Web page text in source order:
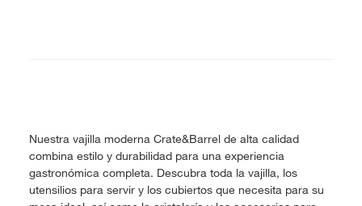
Nuestra vajilla moderna Crate&Barrel de alta calidad
combina estilo y durabilidad para una experiencia
gastronómica completa. Descubra toda la vajilla, los
utensilios para servir y los cubiertos que necesita para su